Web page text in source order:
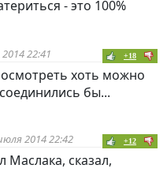
- это 100%
22:41 +18
хоть можно
бы...
2014 22:42 +12
Маслака, сказал,